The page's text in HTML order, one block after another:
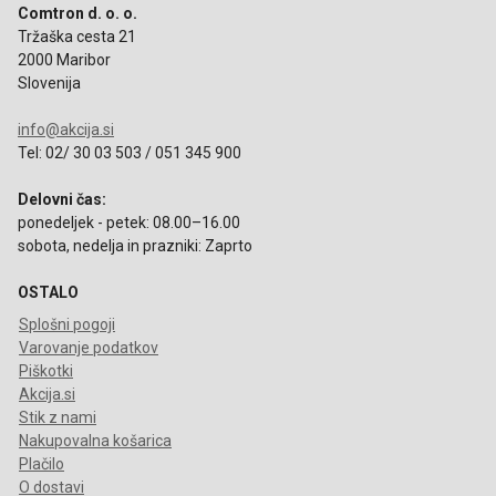
Comtron d. o. o.
Tržaška cesta 21
2000 Maribor
Slovenija
info@akcija.si
Tel: 02/ 30 03 503 / 051 345 900
Delovni čas:
ponedeljek - petek: 08.00–16.00
sobota, nedelja in prazniki: Zaprto
OSTALO
Splošni pogoji
Varovanje podatkov
Piškotki
Akcija.si
Stik z nami
Nakupovalna košarica
Plačilo
O dostavi